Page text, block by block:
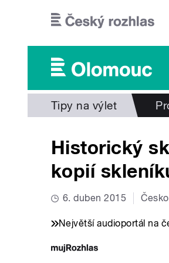
Tipy na výlet
Historický
kopií
6. duben 2015
Největší audioportál na